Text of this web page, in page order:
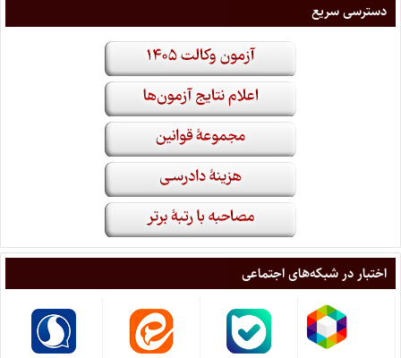
دسترسی سریع
اختبار در شبکه‌های اجتماعی